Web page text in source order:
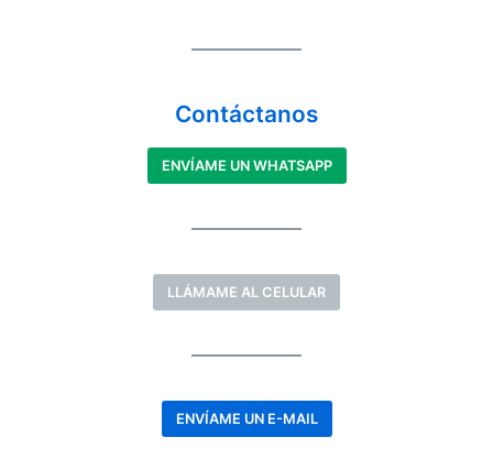
Contáctanos
ENVÍAME UN WHATSAPP
LLÁMAME AL CELULAR
ENVÍAME UN E-MAIL